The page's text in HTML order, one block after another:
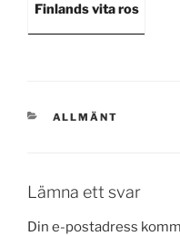
Finlands vita ros
KATEGORIER
ALLMÄNT
Lämna ett svar
Din e-postadress